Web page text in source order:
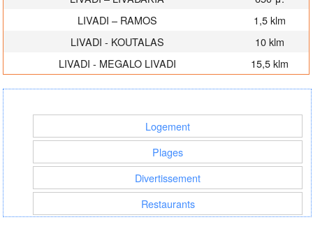
LIVADI – RAMOS
1,5 klm
LIVADI - KOUTALAS
10 klm
LIVADI - MEGALO LIVADI
15,5 klm
Logement
Plages
Divertissement
Restaurants